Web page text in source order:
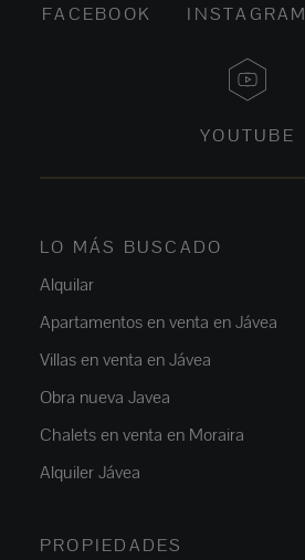
FACEBOOK INSTAGRAM
YOUTUBE
LO MÁS BUSCADO
Alquilar
Apartamentos en venta en Jávea
Villas en venta en Jávea
Obra nueva Javea
Chalets en venta en Moraira
Alquiler Jávea
PROPIEDADES